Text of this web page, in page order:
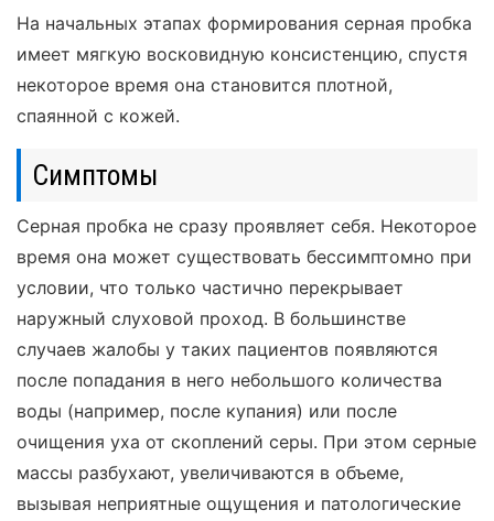
На начальных этапах формирования серная пробка
имеет мягкую восковидную консистенцию, спустя
некоторое время она становится плотной,
спаянной с кожей.
Симптомы
Серная пробка не сразу проявляет себя. Некоторое
время она может существовать бессимптомно при
условии, что только частично перекрывает
наружный слуховой проход. В большинстве
случаев жалобы у таких пациентов появляются
после попадания в него небольшого количества
воды (например, после купания) или после
очищения уха от скоплений серы. При этом серные
массы разбухают, увеличиваются в объеме,
вызывая неприятные ощущения и патологические